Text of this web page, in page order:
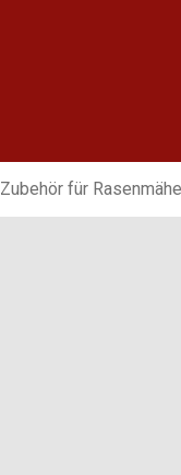
Zubehör für